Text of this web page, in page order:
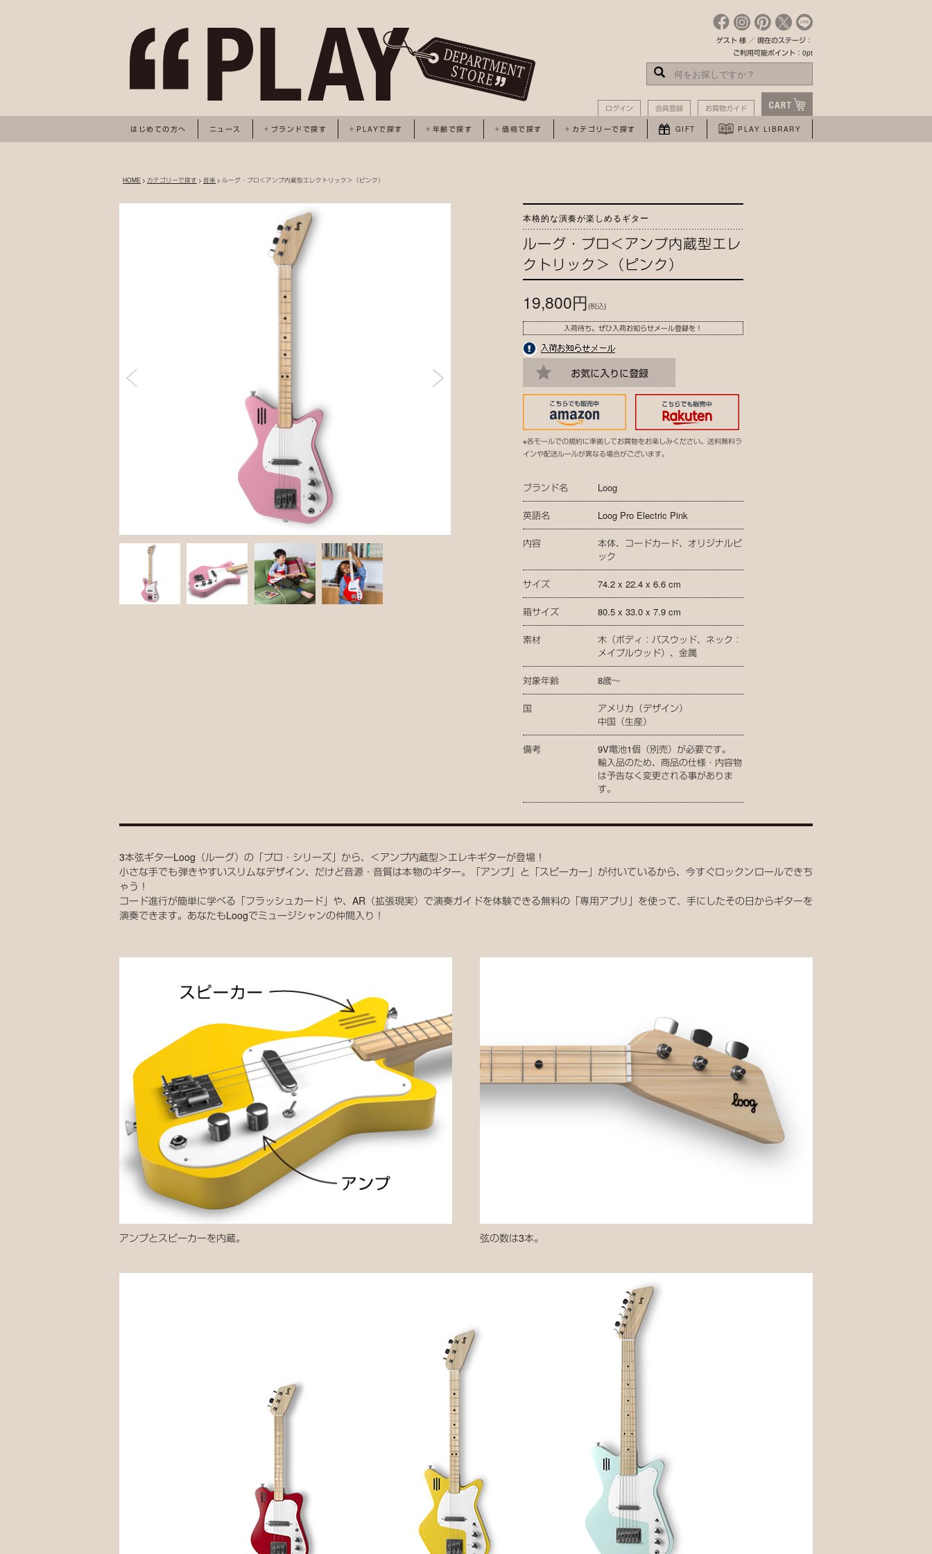
ゲスト 様 ／ 現在のステージ：
ご利用可能ポイント：0pt
ログイン 会員登録 お買物ガイド
はじめての方へ ニュース ブランドで探す PLAYで探す 年齢で探す 価格で探す カテゴリーで探す GIFT PLAY LIBRARY
HOME > カテゴリーで探す > 音楽 > ルーグ・プロ＜アンプ内蔵型エレクトリック＞（ピンク）
※各モールでの規約に準拠してお買物をお楽しみください。送料無料ラ
インや配送ルールが異なる場合がございます。
ブランド名 Loog
英語名 Loog Pro Electric Pink
内容
本体、コードカード、オリジナルピ
ック
サイズ 74.2 x 22.4 x 6.6 cm
箱サイズ 80.5 x 33.0 x 7.9 cm
素材
木（ボディ：バスウッド、ネック：
メイプルウッド）、金属
対象年齢 8歳〜
国
アメリカ（デザイン）
中国（生産）
備考
9V電池1個（別売）が必要です。
輸入品のため、商品の仕様・内容物
は予告なく変更される事がありま
す。
本格的な演奏が楽しめるギター
ルーグ・プロ＜アンプ内蔵型エレ
クトリック＞（ピンク）
19,800円(税込)
入荷待ち。ぜひ入荷お知らせメール登録を！
3本弦ギターLoog（ルーグ）の「プロ・シリーズ」から、＜アンプ内蔵型＞エレキギターが登場！
小さな手でも弾きやすいスリムなデザイン、だけど音源・音質は本物のギター。「アンプ」と「スピーカー」が付いているから、今すぐロックンロールできち
ゃう！
コード進行が簡単に学べる「フラッシュカード」や、AR（拡張現実）で演奏ガイドを体験できる無料の「専用アプリ」を使って、手にしたその日からギターを
演奏できます。あなたもLoogでミュージシャンの仲間入り！
アンプとスピーカーを内蔵。 弦の数は3本。